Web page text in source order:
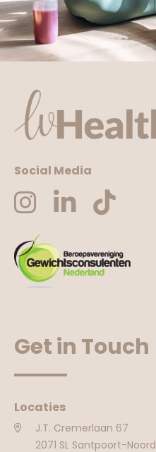
Social Media
Get in Touch
Locaties
J.T. Cremerlaan 67
2071 SL Santpoort-Noord